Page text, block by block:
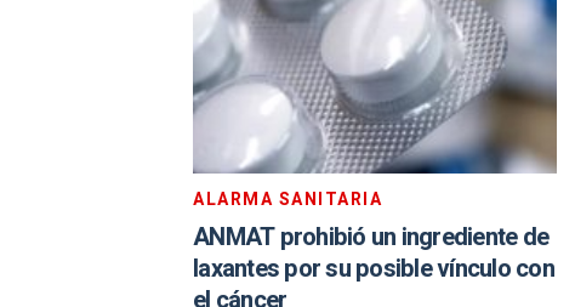
ALARMA SANITARIA
ANMAT prohibió un ingrediente de
laxantes por su posible vínculo con